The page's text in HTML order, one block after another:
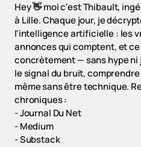
Hey 👋 moi c'est Thibault,
à Lille. Chaque jour, je
l'intelligence artificielle : les
annonces qui comptent, et
concrètement — sans hype ni
le signal du bruit,
même sans être technique.
chroniques :
-Journal Du Net
-Medium
-Substack